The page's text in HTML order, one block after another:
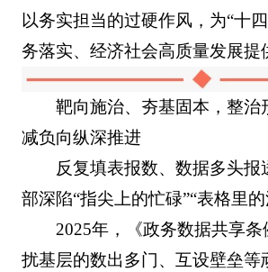
以务实担当的过硬作风，为“十
务落实、经济社会高质量发展提
靶向施治、夯基固本，整治
减负向纵深推进
反复填表报数、数据多头报
部深陷“指尖上的忙碌”“表格里的
2025年，《政务数据共享条
扰基层的数出多门、互设壁垒等